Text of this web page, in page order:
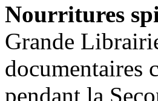
Nourritures
Grande
documentaires
pendant la